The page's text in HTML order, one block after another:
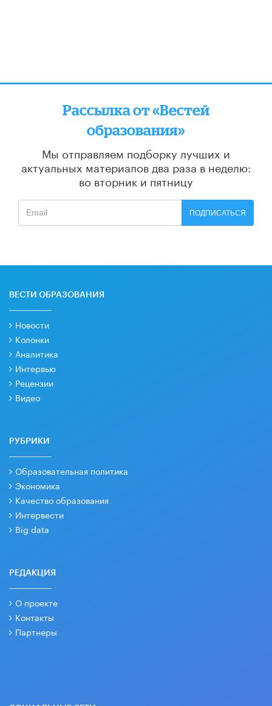
Рассылка от «Вестей
образования»
Мы отправляем подборку лучших и
актуальных материалов два раза в неделю:
во вторник и пятницу
ПОДПИСАТЬСЯ
ВЕСТИ ОБРАЗОВАНИЯ
Новости
Колонки
Аналитика
Интервью
Рецензии
Видео
РУБРИКИ
Образовательная политика
Экономика
Качество образования
Интервести
Big data
РЕДАКЦИЯ
О проекте
Контакты
Партнеры